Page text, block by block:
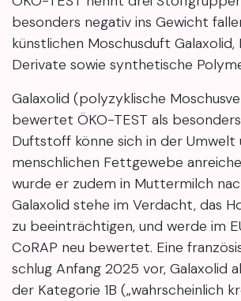
besonders negativ ins Gewicht
künstlichen Moschusduft Galaxolid,
Derivate sowie synthetische
Galaxolid (polyzyklische
bewertet ÖKO-TEST als
Duftstoff könne sich in der Umwelt
menschlichen Fettgewebe
wurde er zudem in Muttermilch
Galaxolid stehe im Verdacht, das
zu beeinträchtigen, und werde im
CoRAP neu bewertet. Eine
schlug Anfang 2025 vor, Galaxolid
der Kategorie 1B („wahrscheinlich